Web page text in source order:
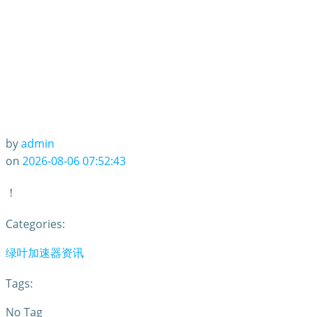
byadmin
on 2026-08-06 07:52:43
！
Categories:
绿叶加速器资讯
Tags:
No Tag